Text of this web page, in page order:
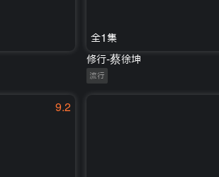
全1集
修行-蔡徐坤
流行
9.2